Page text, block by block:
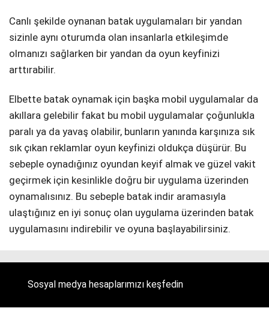
Canlı şekilde oynanan batak uygulamaları bir yandan
sizinle aynı oturumda olan insanlarla etkileşimde
olmanızı sağlarken bir yandan da oyun keyfinizi
arttırabilir.
Elbette batak oynamak için başka mobil uygulamalar da
akıllara gelebilir fakat bu mobil uygulamalar çoğunlukla
paralı ya da yavaş olabilir, bunların yanında karşınıza sık
sık çıkan reklamlar oyun keyfinizi oldukça düşürür. Bu
sebeple oynadığınız oyundan keyif almak ve güzel vakit
geçirmek için kesinlikle doğru bir uygulama üzerinden
oynamalısınız. Bu sebeple batak indir aramasıyla
ulaştığınız en iyi sonuç olan uygulama üzerinden batak
uygulamasını indirebilir ve oyuna başlayabilirsiniz.
Sosyal medya hesaplarımızı keşfedin